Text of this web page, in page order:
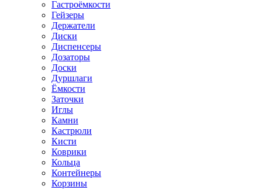
Гастроёмкости
Гейзеры
Держатели
Диски
Диспенсеры
Дозаторы
Доски
Дуршлаги
Ёмкости
Заточки
Иглы
Камни
Кастрюли
Кисти
Коврики
Кольца
Контейнеры
Корзины